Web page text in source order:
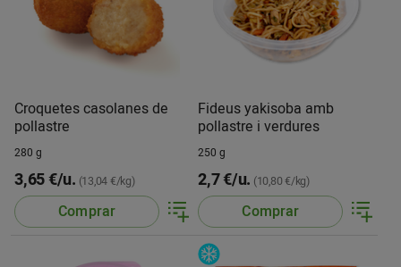
Croquetes casolanes de
pollastre
280 g
3,65 €/u. (13,04 €/kg)
Comprar
Fideus yakisoba amb
pollastre i verdures
250 g
2,7 €/u. (10,80 €/kg)
Comprar